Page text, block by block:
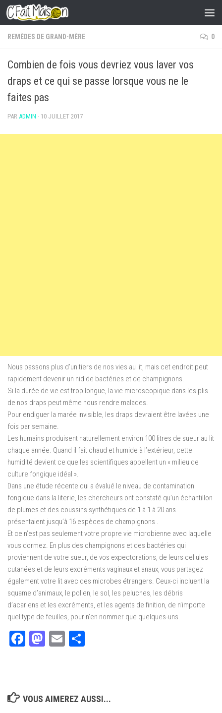
Skip to content
REMÈDES DE GRAND-MÈRE 0
Combien de fois vous devriez vous laver vos
draps et ce qui se passe lorsque vous ne le
faites pas
PAR ADMIN · 10 JUILLET 2017
Nous passons plus d’un tiers de nos vies au lit, mais cet endroit peut
rapidement devenir un nid de bactéries et de champignons.
Si la durée de vie est trop longue, la vie microscopique dans les plis
de nos draps peut même nous rendre malades.
Pour endiguer la marée invisible, les draps devraient être lavées une
fois par semaine.
Les humains produisent naturellement environ 100 litres de sueur au lit
chaque année. Quand il fait chaud et humide à l’extérieur, cette
humidité devient ce que les scientifiques appellent un « milieu de
culture fongique idéal ».
Dans une étude récente qui a évalué le niveau de contamination
fongique dans la literie, les chercheurs ont constaté qu’un échantillon
de plumes et des coussins synthétiques de 1 à 1 à 20 ans
présentaient jusqu’à 16 espèces de champignons .
Et ce n’est pas seulement votre propre vie microbienne avec laquelle
vous dormez. En plus des champignons et des bactéries qui
proviennent de votre sueur, de vos expectorations, de leurs cellules
cutanées et de leurs excréments vaginaux et anaux, vous partagez
également votre lit avec des microbes étrangers. Ceux-ci incluent la
squame d’animaux, le pollen, le sol, les peluches, les débris
d’acariens et les excréments, et les agents de finition, de n’importe
quel type de feuilles, pour n’en nommer que quelques-uns.
Facebook
Mastodon
Email
VOUS AIMEREZ AUSSI...